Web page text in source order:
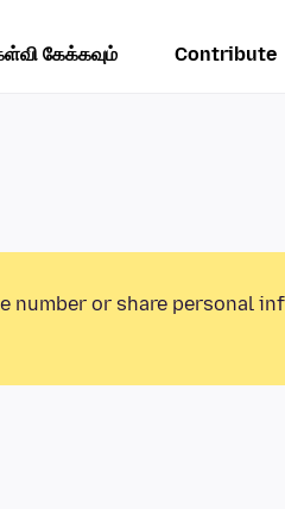
கேக்கவும் Contribute
number or share personal